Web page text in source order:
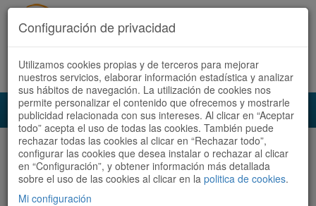
Acceder Registrate ahora Español | Català
Audioruta Todas las rutas
Todas las rutas
Ordenar por: Más recientes /
Configuración de privacidad
Utilizamos cookies propias y de terceros para mejorar
nuestros servicios, elaborar información estadística y analizar
sus hábitos de navegación. La utilización de cookies nos
permite personalizar el contenido que ofrecemos y mostrarle
publicidad relacionada con sus intereses. Al clicar en “Aceptar
todo” acepta el uso de todas las cookies. También puede
rechazar todas las cookies al clicar en “Rechazar todo”,
configurar las cookies que desea instalar o rechazar al clicar
en “Configuración”, y obtener información más detallada
sobre el uso de las cookies al clicar en la politica de cookies.
Mi configuración